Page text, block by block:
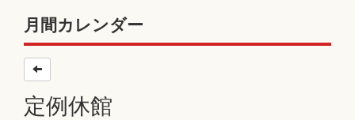
月間カレンダー
定例休館